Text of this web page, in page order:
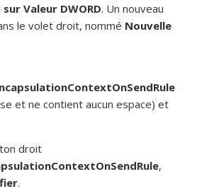
sur Valeur DWORD. Un nouveau
le volet droit, nommé Nouvelle
et ne contient aucun espace) et
droit
,
.